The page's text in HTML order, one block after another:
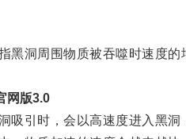
洞周围物质被吞噬时速度的
网版3.0
引时，会以高速度进入黑洞